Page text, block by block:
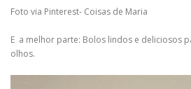
Foto via Pinterest- Coisas de Maria
E a melhor parte: Bolos lindos e deliciosos
olhos.